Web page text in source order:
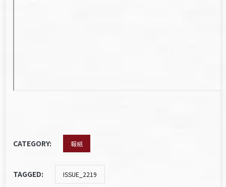
CATEGORY: 報紙
TAGGED: ISSUE_2219